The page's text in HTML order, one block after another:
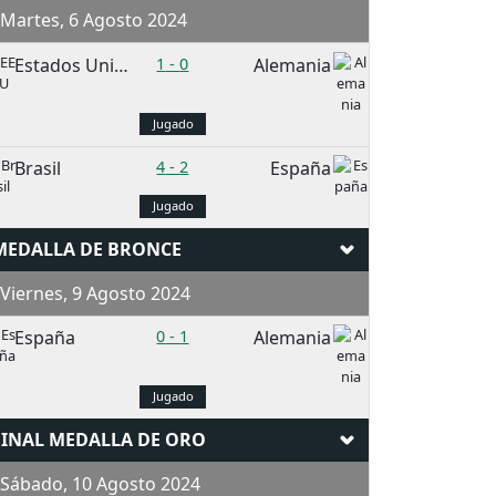
6 Agosto 2024
Estados Unidos
1 -0 Alemania
Jugado
Brasil 4 - 2 España
Jugado
DE BRONCE
9 Agosto 2024
España
0 - 1 Alemania
Jugado
MEDALLA DE ORO
10 Agosto 2024